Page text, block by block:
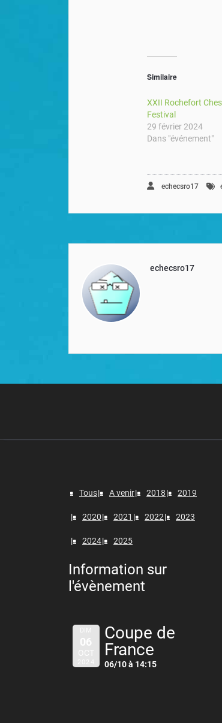
Similaire
XXII Rochefort
Festival
29 février 2024
Dans "événement"
echecsro17
echecsro17
Tous A venir 2018 2019
2020 2021 2022 2023
2024 2025
Information sur
l'évènement
DIM
06
OCT
2024
Coupe de
France
06/10 à 14:15